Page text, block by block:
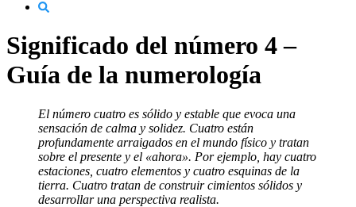
Significado del número 4 –
Guía de la numerología
El número cuatro es sólido y estable que evoca una
sensación de calma y solidez. Cuatro están
profundamente arraigados en el mundo físico y tratan
sobre el presente y el «ahora». Por ejemplo, hay cuatro
estaciones, cuatro elementos y cuatro esquinas de la
tierra. Cuatro tratan de construir cimientos sólidos y
desarrollar una perspectiva realista.